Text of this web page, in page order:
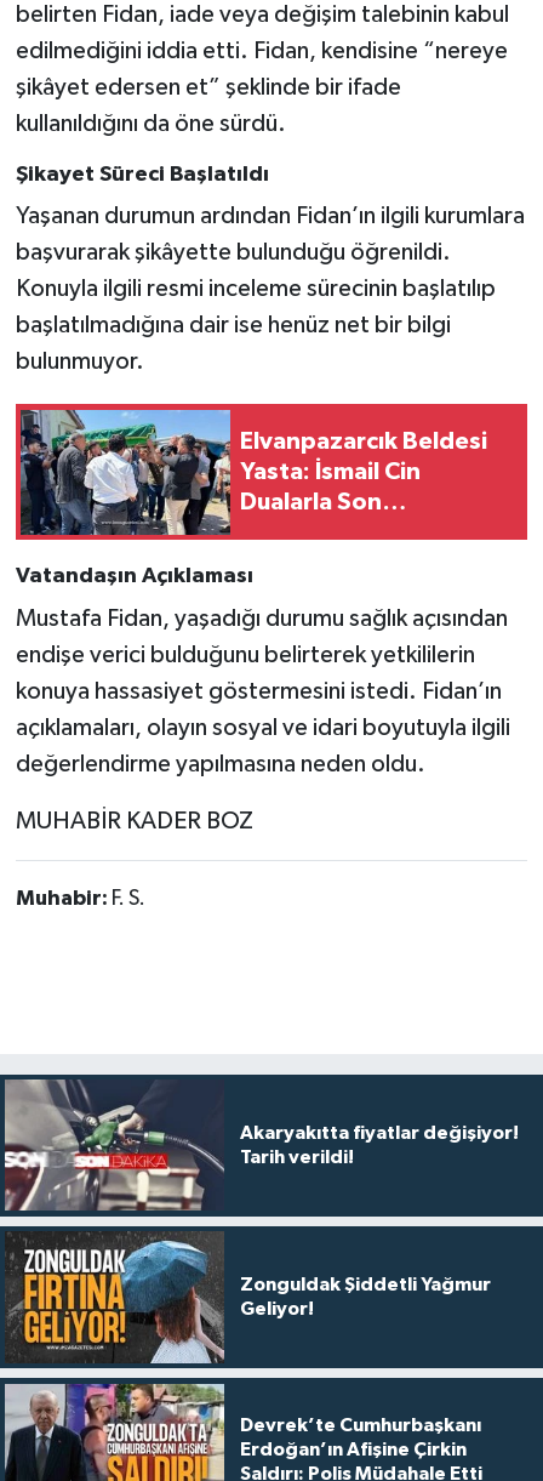
belirten Fidan, iade veya değişim talebinin kabul
edilmediğini iddia etti. Fidan, kendisine “nereye
şikâyet edersen et” şeklinde bir ifade
kullanıldığını da öne sürdü.
Şikayet Süreci Başlatıldı
Yaşanan durumun ardından Fidan’ın ilgili kurumlara
başvurarak şikâyette bulunduğu öğrenildi.
Konuyla ilgili resmi inceleme sürecinin başlatılıp
başlatılmadığına dair ise henüz net bir bilgi
bulunmuyor.
Elvanpazarcık Beldesi
Yasta: İsmail Cin
Dualarla Son
Vatandaşın Açıklaması
Mustafa Fidan, yaşadığı durumu sağlık açısından
endişe verici bulduğunu belirterek yetkililerin
konuya hassasiyet göstermesini istedi. Fidan’ın
açıklamaları, olayın sosyal ve idari boyutuyla ilgili
değerlendirme yapılmasına neden oldu.
MUHABİR KADER BOZ
Muhabir: F. S.
Akaryakıtta fiyatlar değişiyor!
Tarih verildi!
Zonguldak Şiddetli Yağmur
Geliyor!
Devrek’te Cumhurbaşkanı
Erdoğan’ın Afişine Çirkin
Saldırı: Polis Müdahale Etti